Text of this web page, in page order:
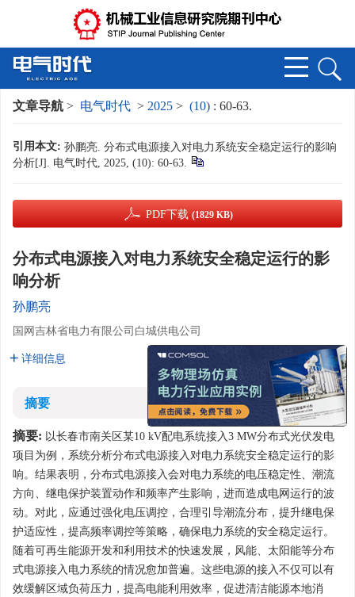
文章导航 > 电气时代 > 2025 > (10) : 60-63.
引用本文: 孙鹏亮. 分布式电源接入对电力系统安全稳定运行的影响
分析[J]. 电气时代, 2025, (10): 60-63.
PDF下载 (1829 KB)
分布式电源接入对电力系统安全稳定运行的影
响分析
孙鹏亮
国网吉林省电力有限公司白城供电公司
详细信息
摘要
摘要: 以长春市南关区某10 kV配电系统接入3 MW分布式光伏发电
项目为例，系统分析分布式电源接入对电力系统安全稳定运行的影
响。结果表明，分布式电源接入会对电力系统的电压稳定性、潮流
方向、继电保护装置动作和频率产生影响，进而造成电网运行的波
动。对此，应通过强化电压调控，合理引导潮流分布，提升继电保
护适应性，提高频率调控等策略，确保电力系统的安全稳定运行。
随着可再生能源开发和利用技术的快速发展，风能、太阳能等分布
式电源接入电力系统的情况愈加普遍。这些电源的接入不仅可以有
效缓解区域负荷压力，提高电能利用效率，促进清洁能源本地消
x